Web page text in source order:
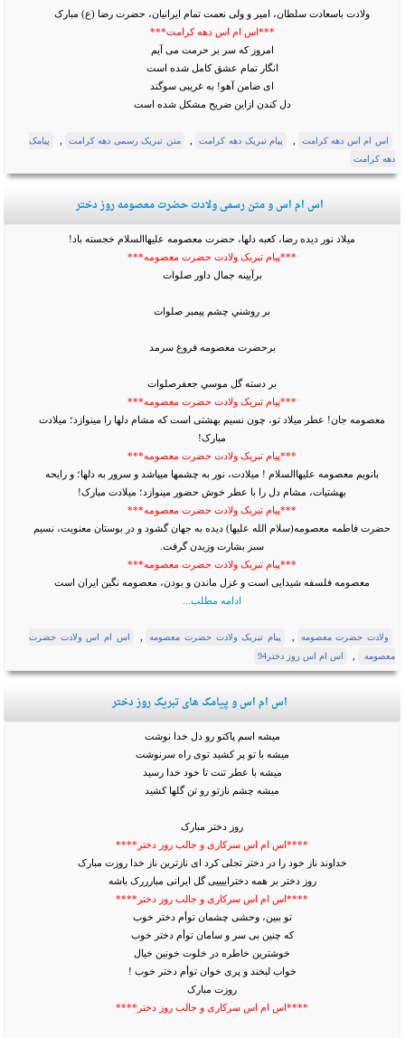
ولادت باسعادت سلطان، امیر و ولی نعمت تمام ایرانیان، حضرت رضا (ع) مبارک
***اس ام اس دهه کرامت***
امروز که سر بر حرمت می آیم
انگار تمام عشق کامل شده است
ای ضامن آهو! به غریبی سوگند
دل کندن ازاین ضریح مشکل شده است
اس ام اس دهه کرامت پیام تبریک دهه کرامت متن تبریک رسمی دهه کرامت
پیامک
دهه کرامت
اس ام اس و متن رسمی ولادت حضرت معصومه روز دختر
میلاد نور دیده رضا، کعبه دل‏ها، حضرت معصومه علیهاالسلام خجسته باد!
***پیام تبریک ولادت حضرت معصومه***
برآيينه جمال داور صلوات
بر روشني چشم پيمبر صلوات
برحضرت معصومه فروغ سرمد
بر دسته گل موسي جعفرصلوات
***پیام تبریک ولادت حضرت معصومه***
معصومه جان! عطر میلاد تو، چون نسیم بهشتی است که مشام دل‏ها را می‏نوازد؛ میلادت
مبارک!
***پیام تبریک ولادت حضرت معصومه***
بانویم معصومه علیهاالسلام ! میلادت، نور به چشم‏ها می‏پاشد و سرور به دل‏ها؛ و رایحه
بهشتی‏ات، مشام دل را با عطر خوش حضور می‏نوازد؛ میلادت مبارک!
***پیام تبریک ولادت حضرت معصومه***
حضرت فاطمه معصومه(سلام الله علیها) ديده به جهان گشود و در بوستان معنويت، نسيم
سبز بشارت وزيدن گرفت.
***پیام تبریک ولادت حضرت معصومه***
معصومه فلسفه شيدايى است و غزل ماندن و بودن، معصومه نگين ايران است
ادامه مطلب...
ولادت حضرت معصومه پیام تبریک ولادت حضرت معصومه
اس ام اس ولادت حضرت
معصومه
اس ام اس روز دختر94
اس ام اس و پیامک های تبریک روز دختر
میشه اسم پاکتو رو دل خدا نوشت
میشه با تو پر کشید توی راه سرنوشت
میشه با عطر تنت تا خود خدا رسید
میشه چشم نازتو رو تن گلها کشید
روز دختر مبارک
****اس ام اس سرکاری و جالب روز دختر****
خداوند ناز خود را در دختر تجلى کرد اى نازترین ناز خدا روزت مبارک
روز دختر بر همه دختراییییی گل ایرانی مبارررک باشه
****اس ام اس سرکاری و جالب روز دختر****
تو ببین، وحشی چشمان توأم دختر خوب
که چنین بی سر و سامان توأم دختر خوب
خوشترین خاطره در خلوت خونین خیال
خواب لبخند و پری خوان توأم دختر خوب !
روزت مبارک
****اس ام اس سرکاری و جالب روز دختر****